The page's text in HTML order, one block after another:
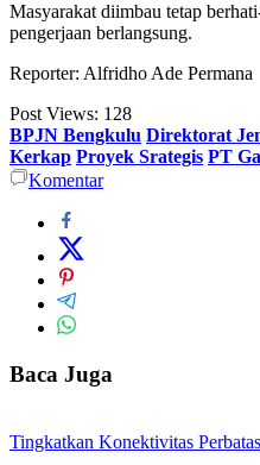
Masyarakat diimbau tetap
pengerjaan berlangsung.
Reporter: Alfridho Ade Permana
Post Views: 128
BPJN Bengkulu Direktorat
Kerkap Proyek Srategis PT
Komentar
Baca Juga
Tingkatkan Konektivitas